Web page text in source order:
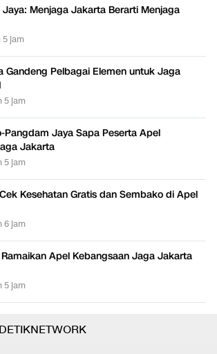
Menjaga Jakarta Berarti Menjaga
5 jam
Gandeng Pelbagai Elemen untuk Jaga
5 jam
Pangdam Jaya Sapa Peserta Apel
Jakarta
5 jam
Kesehatan Gratis dan Sembako di Apel
6 jam
Apel Kebangsaan Jaga Jakarta
5 jam